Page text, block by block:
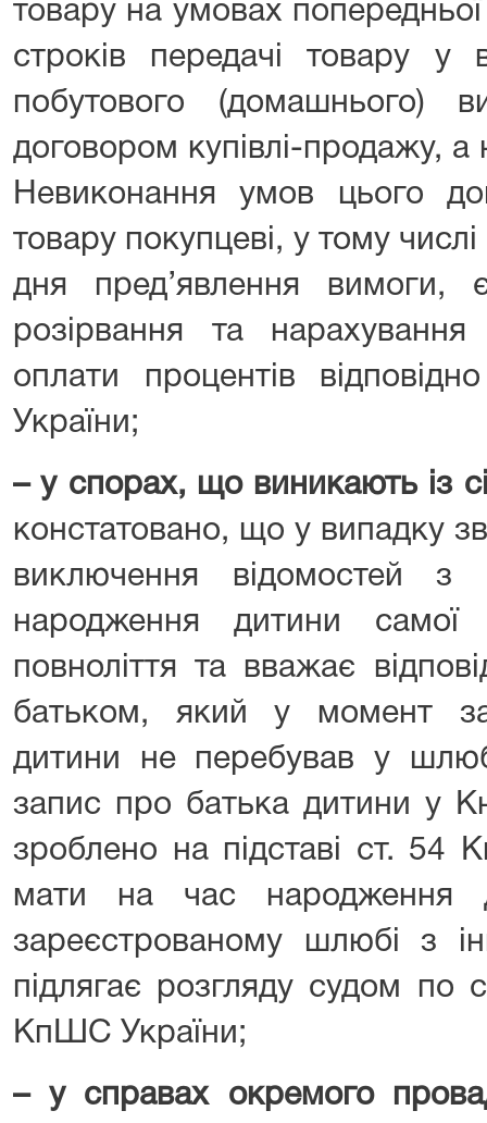
товару на умовах
строків передачі товару у
побутового (домашнього)
договором купівлі-продажу,
Невиконання умов цього
товару покупцеві, у тому
дня пред’явлення вимоги,
розірвання та
оплати процентів
України;
– у спорах, що виникають із
констатовано, що у випадку
виключення відомостей з
народження дитини
повноліття та вважає
батьком, який у момент
дитини не перебував у
запис про батька дитини у
зроблено на підставі ст. 54
мати на час народження
зареєстрованому шлюбі з
підлягає розгляду судом по
КпШС України;
– у справах окремого